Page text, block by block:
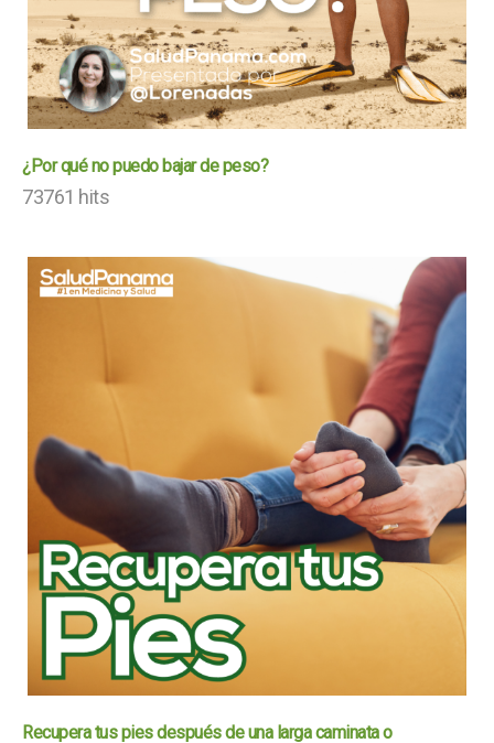
¿Por qué no puedo bajar de peso?
73761 hits
Recupera tus pies después de una larga caminata o